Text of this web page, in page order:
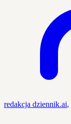
redakcja dziennik.ai,